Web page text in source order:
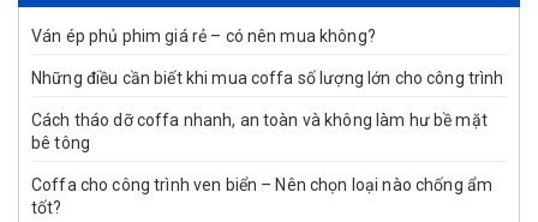
Ván ép phủ phim giá rẻ – có nên mua không?
Những điều cần biết khi mua coffa số lượng lớn cho công trình
Cách tháo dỡ coffa nhanh, an toàn và không làm hư bề mặt
bê tông
Coffa cho công trình ven biển – Nên chọn loại nào chống ẩm
tốt?